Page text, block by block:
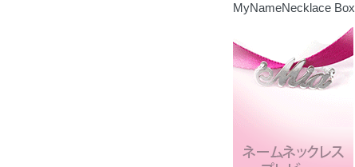
MyNameNecklace Box